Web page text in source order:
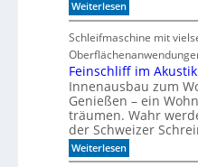
i
c
h
C
N
C
-
T
e
c
h
n
i
Weiterlesen:
V
o
r
f
e
r
t
i
g
u
n
g
Schleifmaschine mit
Feinschliff im
Innenausbau zum
Genießen – ein
träumen. Wahr
der Schweizer
Weiterlesen:
F